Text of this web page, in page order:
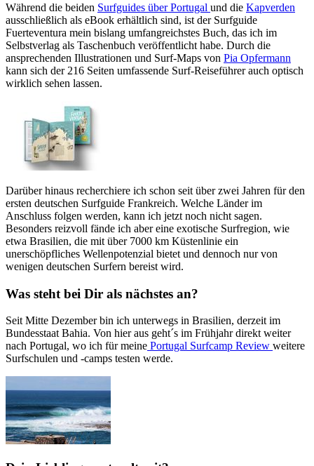
Während die beiden Surfguides über Portugal und die Kapverden
ausschließlich als eBook erhältlich sind, ist der Surfguide
Fuerteventura mein bislang umfangreichstes Buch, das ich im
Selbstverlag als Taschenbuch veröffentlicht habe. Durch die
ansprechenden Illustrationen und Surf-Maps von Pia Opfermann
kann sich der 216 Seiten umfassende Surf-Reiseführer auch optisch
wirklich sehen lassen.
Darüber hinaus recherchiere ich schon seit über zwei Jahren für den
ersten deutschen Surfguide Frankreich. Welche Länder im
Anschluss folgen werden, kann ich jetzt noch nicht sagen.
Besonders reizvoll fände ich aber eine exotische Surfregion, wie
etwa Brasilien, die mit über 7000 km Küstenlinie ein
unerschöpfliches Wellenpotenzial bietet und dennoch nur von
wenigen deutschen Surfern bereist wird.
Was steht bei Dir als nächstes an?
Seit Mitte Dezember bin ich unterwegs in Brasilien, derzeit im
Bundesstaat Bahia. Von hier aus geht´s im Frühjahr direkt weiter
nach Portugal, wo ich für meine Portugal Surfcamp Review weitere
Surfschulen und -camps testen werde.